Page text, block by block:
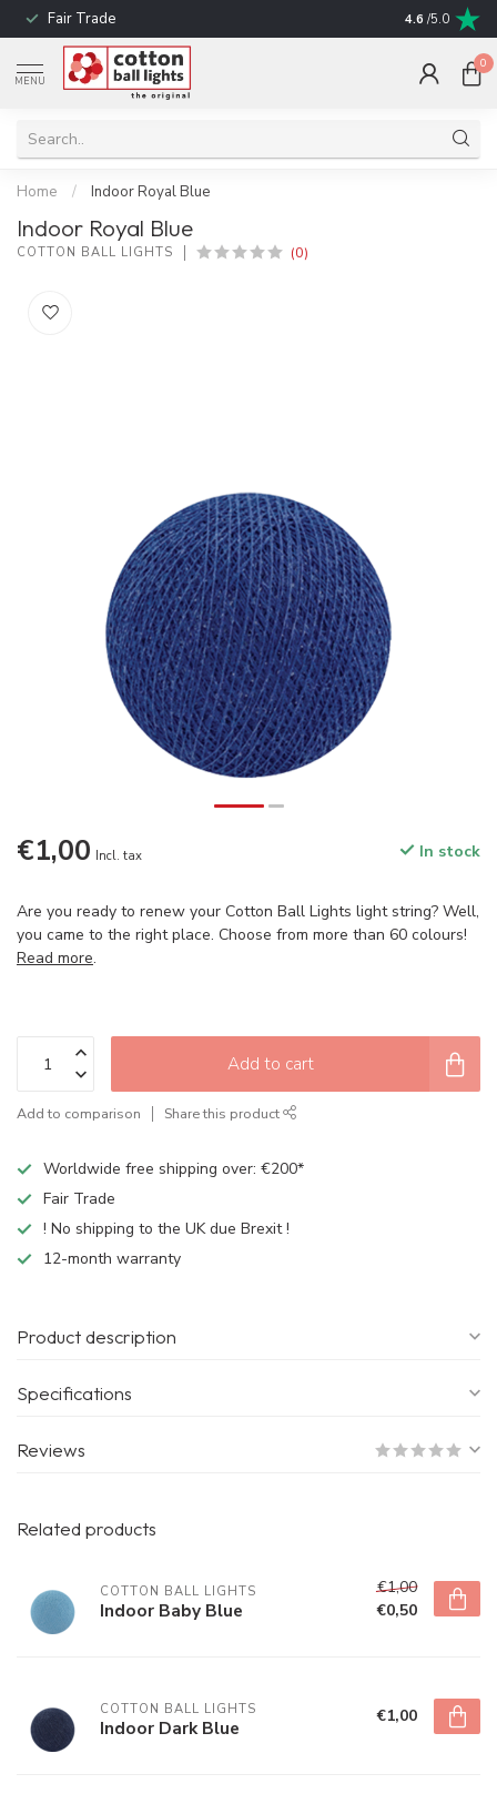
Fair Trade ! No shipping
4.6 /5.0
MENU
0
Home / Indoor Royal Blue
Indoor Royal Blue
COTTON BALL LIGHTS (0)
€1,00 Incl. tax In stock
Are you ready to renew your Cotton Ball Lights light string? Well,
you came to the right place. Choose from more than 60 colours!
Read more.
Add to cart
Add to comparison Share this product
Worldwide free shipping over: €200*
Fair Trade
! No shipping to the UK due Brexit !
12-month warranty
Product description
Specifications
Reviews
Related products
COTTON BALL LIGHTS
Indoor Baby Blue
€1,00
€0,50
COTTON BALL LIGHTS
Indoor Dark Blue €1,00